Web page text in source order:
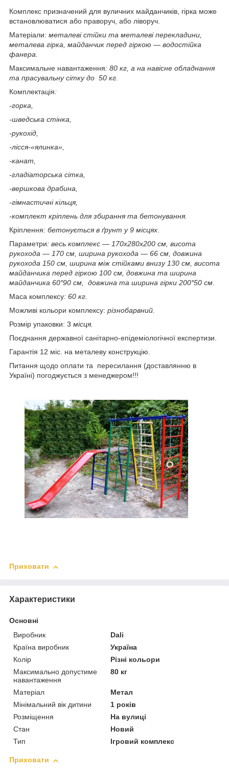
Комплекс призначений для вуличних майданчиків, гірка може
встановлюватися або праворуч, або ліворуч.
Матеріали: металеві стійки та металеві перекладини,
металева гірка, майданчик перед гіркою — водостійка
фанера.
Максимальне навантаження: 80 кг, а на навісне обладнання
та прасувальну сітку до 50 кг.
Комплектація:
-горка,
-шведська стінка,
-рукохід,
-лісся-«ялинка»,
-канат,
-гладіаторська сітка,
-вершкова драбина,
-гімнастичні кільця,
-комплект кріплень для збирання та бетонування.
Кріплення: бетонується в ґрунт у 9 місцях.
Параметри: весь комплекс — 170х280х200 см, висота
рукохода — 170 см, ширина рукохода — 66 см, довжина
рукохода 150 см, ширина між стійками внизу 130 см, висота
майданчика перед гіркою 100 см, довжина та ширина
майданчика 60*90 см, довжина та ширина гірки 200*50 см.
Маса комплексу: 60 кг.
Можливі кольори комплексу: різнобарвний.
Розмір упаковки: 3 місця.
Поєднання державної санітарно-епідеміологічної експертизи.
Гарантія 12 міс. на металеву конструкцію.
Питання щодо оплати та пересилання (доставлянню в
Україні) погоджується з менеджером!!!
Приховати
Характеристики
Основні
Виробник
Dali
Країна виробник
Україна
Колір
Різні кольори
Максимально допустиме
навантаження
80 кг
Матеріал
Метал
Мінімальний вік дитини
1 років
Розміщення
На вулиці
Стан
Новий
Тип
Ігровий комплекс
Приховати